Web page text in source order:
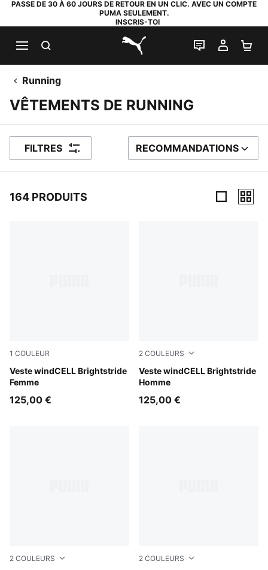
PASSE DE 30 À 60 JOURS DE RETOUR EN UN CLIC. AVEC UN COMPTE
PUMA SEULEMENT.
INSCRIS-TOI
PUMA.com
LIVE CHAT
MON
Running
VÊTEMENTS DE RUNNING
FILTRES TRIER PAR
RECOMMANDATIONS
164 PRODUITS
1 COULEUR
Veste windCELL Brightstride
Femme
Créme De Mint
125,00 €
2 COULEURS
Veste windCELL Brightstride
Homme
Créme De Mint
125,00 €
2 COULEURS 2 COULEURS